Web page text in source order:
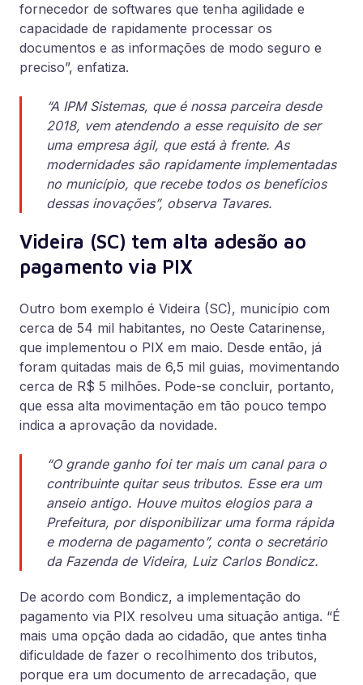
fornecedor de softwares que tenha agilidade e
capacidade de rapidamente processar os
documentos e as informações de modo seguro e
preciso”, enfatiza.
“A IPM Sistemas, que é nossa parceira desde
2018, vem atendendo a esse requisito de ser
uma empresa ágil, que está à frente. As
modernidades são rapidamente implementadas
no município, que recebe todos os benefícios
dessas inovações”, observa Tavares.
Videira (SC) tem alta adesão ao
pagamento via PIX
Outro bom exemplo é Videira (SC), município com
cerca de 54 mil habitantes, no Oeste Catarinense,
que implementou o PIX em maio. Desde então, já
foram quitadas mais de 6,5 mil guias, movimentando
cerca de R$ 5 milhões. Pode-se concluir, portanto,
que essa alta movimentação em tão pouco tempo
indica a aprovação da novidade.
“O grande ganho foi ter mais um canal para o
contribuinte quitar seus tributos. Esse era um
anseio antigo. Houve muitos elogios para a
Prefeitura, por disponibilizar uma forma rápida
e moderna de pagamento”, conta o secretário
da Fazenda de Videira, Luiz Carlos Bondicz.
De acordo com Bondicz, a implementação do
pagamento via PIX resolveu uma situação antiga. “É
mais uma opção dada ao cidadão, que antes tinha
dificuldade de fazer o recolhimento dos tributos,
porque era um documento de arrecadação, que